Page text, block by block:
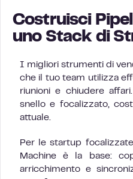
Costruisci
uno Stack di
I migliori strumenti di
che il tuo team utilizza
riunioni e chiudere
snello e focalizzato,
attuale.
Per le startup
Machine è la base:
arricchimento e